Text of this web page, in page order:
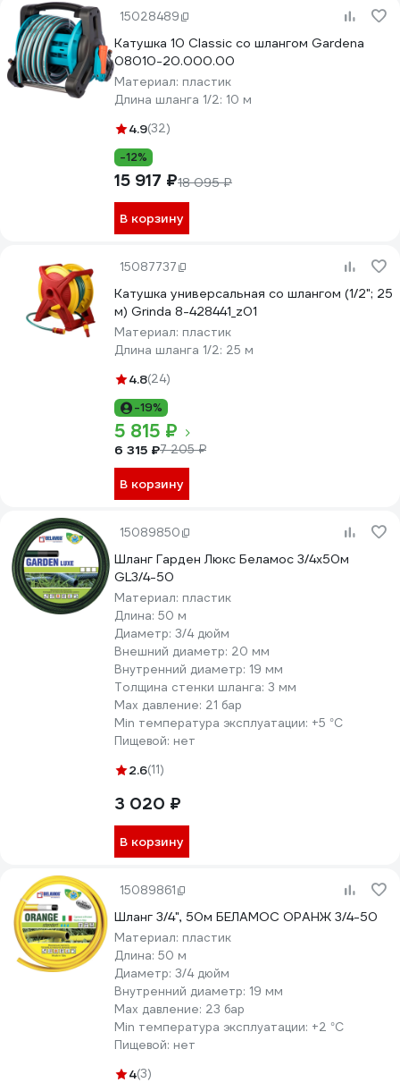
15028489
Катушка 10 Classic со шлангом Gardena
08010-20.000.00
Материал: пластик
Длина шланга 1/2: 10 м
4.9(32)
-12%
15 917 ₽18 095 ₽
В корзину
15087737
Катушка универсальная со шлангом (1/2"; 25
м) Grinda 8-428441_z01
Материал: пластик
Длина шланга 1/2: 25 м
4.8(24)
-19%
5 815 ₽
6 315 ₽7 205 ₽
В корзину
15089850
Шланг Гарден Люкс Беламос 3/4x50м
GL3/4-50
Материал: пластик
Длина: 50 м
Диаметр: 3/4 дюйм
Внешний диаметр: 20 мм
Внутренний диаметр: 19 мм
Толщина стенки шланга: 3 мм
Max давление: 21 бар
Min температура эксплуатации: +5 °С
Пищевой: нет
2.6(11)
3 020 ₽
В корзину
15089861
Шланг 3/4", 50м БЕЛАМОС ОРАНЖ 3/4-50
Материал: пластик
Длина: 50 м
Диаметр: 3/4 дюйм
Внутренний диаметр: 19 мм
Max давление: 23 бар
Min температура эксплуатации: +2 °С
Пищевой: нет
4(3)